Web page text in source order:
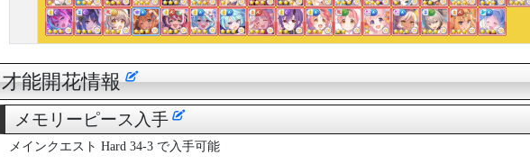
才能開花情報
メモリーピース入手
メインクエスト Hard 34-3 で入手可能